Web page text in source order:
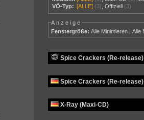
VÖ-Typ: [ALLE] (3) ,Offiziell (3)
Anzeige
Fenstergröße: Alle Minimieren |Alle
Spice Crackers (Re-
Spice Crackers (Re-release)
X-Ray (Maxi-CD)